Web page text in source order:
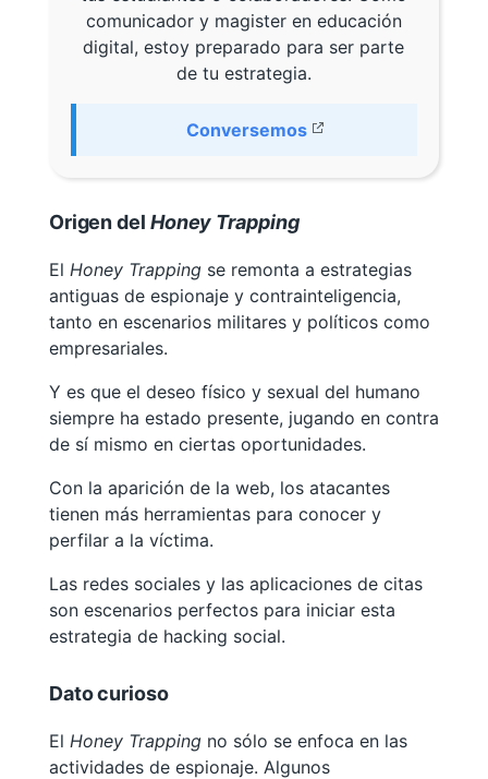
comunicador y magister en educación
digital, estoy preparado para ser parte
de tu estrategia.
Conversemos
Origen del Honey Trapping
El Honey Trapping se remonta a estrategias
antiguas de espionaje y contrainteligencia,
tanto en escenarios militares y políticos como
empresariales.
Y es que el deseo físico y sexual del humano
siempre ha estado presente, jugando en contra
de sí mismo en ciertas oportunidades.
Con la aparición de la web, los atacantes
tienen más herramientas para conocer y
perfilar a la víctima.
Las redes sociales y las aplicaciones de citas
son escenarios perfectos para iniciar esta
estrategia de hacking social.
Dato curioso
El Honey Trappingno sólo se enfoca en las
actividades de espionaje. Algunos